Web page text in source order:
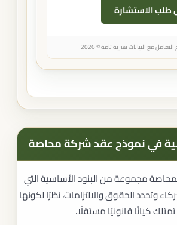
طلب الاستشارة
مع البيانات بسرية تامة © 2026
في نموذج عقد شركة محاصة
مجموعة من البنود الأساسية التي
وتحدد الحقوق والالتزامات، نظرًا لكونها
كيانًا قانونيًا مستقلًا.